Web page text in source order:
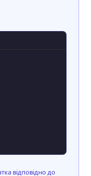
відповідно до